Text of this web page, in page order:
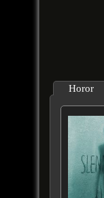
Horor